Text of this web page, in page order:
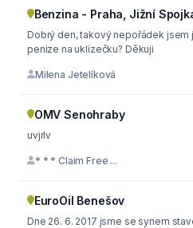
Benzina - Praha, Jižní
Dobrý den, takový nepořádek jsem
penize na uklízečku? Děkuji
Milena Jetelíková
OMV Senohraby
uvjrlv
* * * Claim Free ...
EuroOil Benešov
Dne 26. 6. 2017 jsme se synem